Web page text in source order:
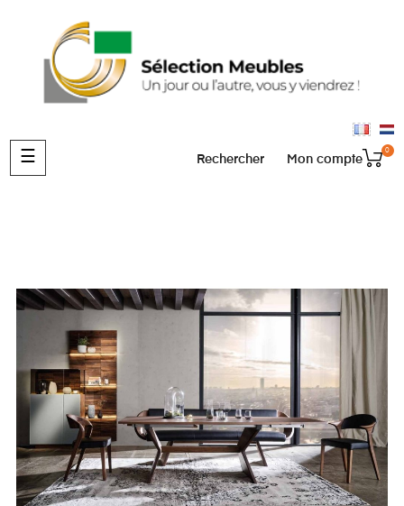
Basculer
la
☰ 0
Mon compte
Rechercher